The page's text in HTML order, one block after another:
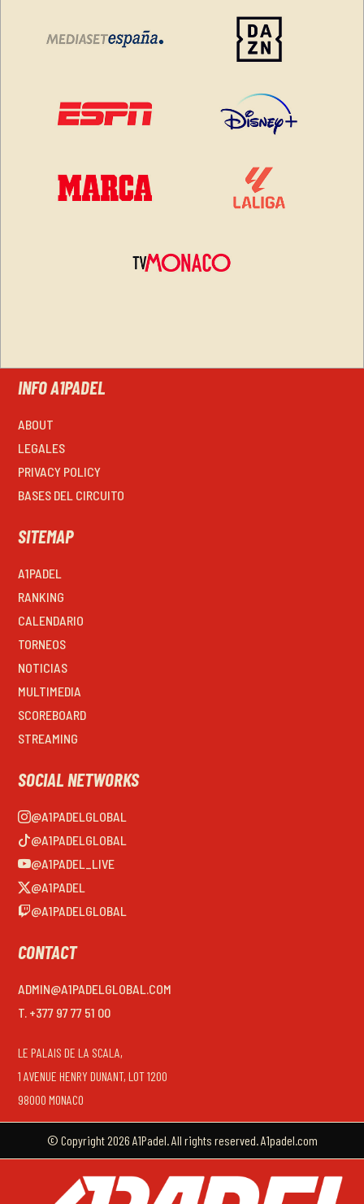
INFO A1PADEL
ABOUT
LEGALES
PRIVACY POLICY
BASES DEL CIRCUITO
SITEMAP
A1PADEL
RANKING
CALENDARIO
TORNEOS
NOTICIAS
MULTIMEDIA
SCOREBOARD
STREAMING
SOCIAL NETWORKS
@A1PADELGLOBAL
@A1PADELGLOBAL
@A1PADEL_LIVE
@A1PADEL
@A1PADELGLOBAL
CONTACT
ADMIN@A1PADELGLOBAL.COM
T. +377 97 77 51 00
LE PALAIS DE LA SCALA,
1 AVENUE HENRY DUNANT, LOT 1200
98000 MONACO
© Copyright 2026 A1Padel. All rights reserved. A1padel.com